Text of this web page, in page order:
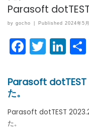
Parasoft
by gocho Published 2024年5
F
a
c
b
T
w
itt
Li
n
k
dI
Parasoft dotTEST
た。
Parasoft dotTEST
た。